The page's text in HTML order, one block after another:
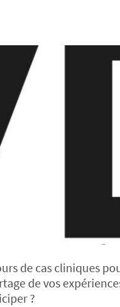
de cas cliniques
de vos
?